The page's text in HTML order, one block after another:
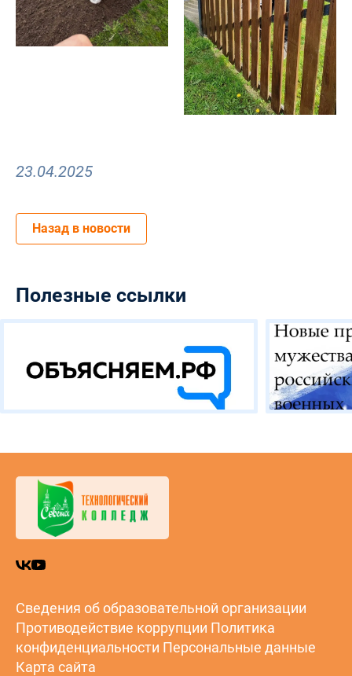
23.04.2025
Назад в новости
Полезные ссылки
Сведения об образовательной организации
Противодействие коррупции Политика
конфиденциальности Персональные данные
Карта сайта